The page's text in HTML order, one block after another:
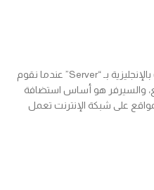
نقابل كثيرا مُصطلح “سيرفر” أو ما يُعرف بالإنجليزية بـ “Server” عندما نقوم
والسيرفر هو أساس استضافة
على شبكة الإنترنت تعمل